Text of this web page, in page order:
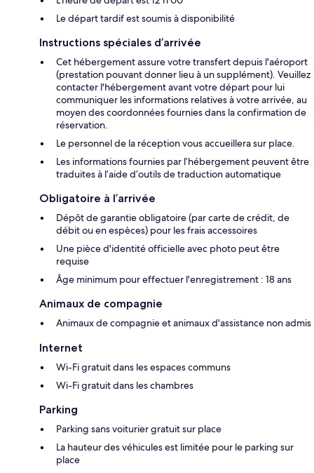
Le départ tardif est soumis à disponibilité
Instructions spéciales d’arrivée
Cet hébergement assure votre transfert depuis l'aéroport
(prestation pouvant donner lieu à un supplément). Veuillez
contacter l'hébergement avant votre départ pour lui
communiquer les informations relatives à votre arrivée, au
moyen des coordonnées fournies dans la confirmation de
réservation.
Le personnel de la réception vous accueillera sur place.
Les informations fournies par l’hébergement peuvent être
traduites à l’aide d’outils de traduction automatique
Obligatoire à l’arrivée
Dépôt de garantie obligatoire (par carte de crédit, de
débit ou en espèces) pour les frais accessoires
Une pièce d'identité officielle avec photo peut être
requise
Âge minimum pour effectuer l'enregistrement : 18 ans
Animaux de compagnie
Animaux de compagnie et animaux d'assistance non admis
Internet
Wi-Fi gratuit dans les espaces communs
Wi-Fi gratuit dans les chambres
Parking
Parking sans voiturier gratuit sur place
La hauteur des véhicules est limitée pour le parking sur
place